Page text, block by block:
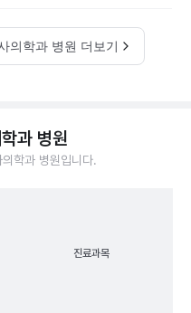
의학과 병원 더보기
과 병원
학과 병원입니다.
진료과목